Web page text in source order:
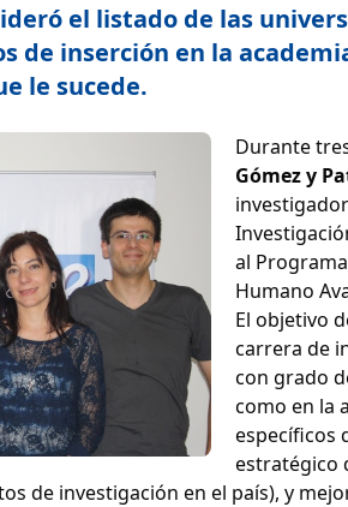
el listado de las
de inserción en la
le sucede.
Durante
Gómez y
al
Humano
El objetivo
carrera de
con grado
como en la
específicos
estratégico
de investigación en el país), y